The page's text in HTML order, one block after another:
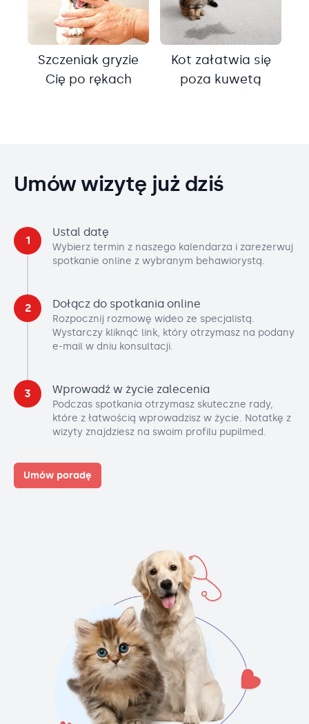
Szczeniak gryzie
Cię po rękach
Kot załatwia się
poza kuwetą
Umów wizytę już dziś
1
Ustal datę
Wybierz termin z naszego kalendarza i zarezerwuj
spotkanie online z wybranym behawiorystą.
2 Dołącz do spotkania online
Rozpocznij rozmowę wideo ze specjalistą.
Wystarczy kliknąć link, który otrzymasz na podany
e-mail w dniu konsultacji.
3 Wprowadź w życie zalecenia
Podczas spotkania otrzymasz skuteczne rady,
które z łatwością wprowadzisz w życie. Notatkę z
wizyty znajdziesz na swoim profilu pupilmed.
Umów poradę